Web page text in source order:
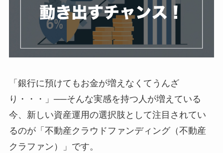
「銀行に預けてもお金が増えなくてうんざ
り・・・」──そんな実感を持つ人が増えている
今、新しい資産運用の選択肢として注目されてい
るのが「不動産クラウドファンディング（不動産
クラファン）」です。